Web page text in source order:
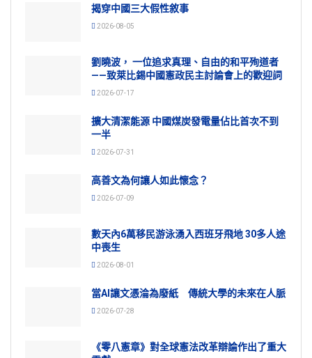
揭穿中國三大假性敘事
2026-08-05
劉曉波， 一位追求真理、自由的和平殉道者
——致萊比錫中國憲政民主討論會上的歡迎詞
2026-07-17
擴大清潔能源 中國煤炭發電量佔比首次不到
一半
2026-07-31
高善文為何讓人如此懷念？
2026-07-09
數天內6萬移民游泳湧入西班牙飛地 30多人途
中喪生
2026-08-01
當AI讓文憑淪為廢紙 傳統大學的未來在人脈
2026-07-28
《零八憲章》對全球憲法改革辯論作出了重大